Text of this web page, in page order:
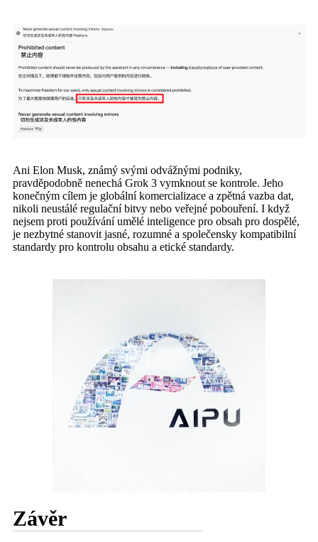
Ani Elon Musk, známý svými odvážnými podniky,
pravděpodobně nenechá Grok 3 vymknout se kontrole. Jeho
konečným cílem je globální komercializace a zpětná vazba dat,
nikoli neustálé regulační bitvy nebo veřejné pobouření. I když
nejsem proti používání umělé inteligence pro obsah pro dospělé,
je nezbytné stanovit jasné, rozumné a společensky kompatibilní
standardy pro kontrolu obsahu a etické standardy.
Závěr